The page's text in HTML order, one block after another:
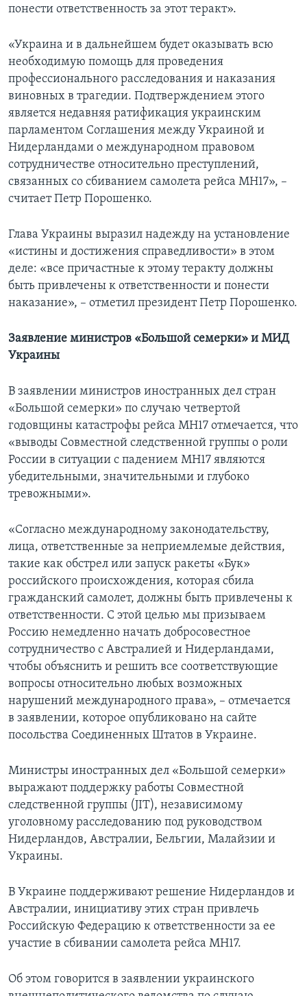
понести ответственность за этот теракт».
«Украина и в дальнейшем будет оказывать всю
необходимую помощь для проведения
профессионального расследования и наказания
виновных в трагедии. Подтверждением этого
является недавняя ратификация украинским
парламентом Соглашения между Украиной и
Нидерландами о международном правовом
сотрудничестве относительно преступлений,
связанных со сбиванием самолета рейса МН17», –
считает Петр Порошенко.
Глава Украины выразил надежду на установление
«истины и достижения справедливости» в этом
деле: «все причастные к этому теракту должны
быть привлечены к ответственности и понести
наказание», – отметил президент Петр Порошенко.
Заявление министров «Большой семерки» и МИД
Украины
В заявлении министров иностранных дел стран
«Большой семерки» по случаю четвертой
годовщины катастрофы рейса MH17 отмечается, что
«выводы Совместной следственной группы о роли
России в ситуации с падением MH17 являются
убедительными, значительными и глубоко
тревожными».
«Согласно международному законодательству,
лица, ответственные за неприемлемые действия,
такие как обстрел или запуск ракеты «Бук»
российского происхождения, которая сбила
гражданский самолет, должны быть привлечены к
ответственности. С этой целью мы призываем
Россию немедленно начать добросовестное
сотрудничество с Австралией и Нидерландами,
чтобы объяснить и решить все соответствующие
вопросы относительно любых возможных
нарушений международного права», – отмечается
в заявлении, которое опубликовано на сайте
посольства Соединенных Штатов в Украине.
Министры иностранных дел «Большой семерки»
выражают поддержку работы Совместной
следственной группы (JIT), независимому
уголовному расследованию под руководством
Нидерландов, Австралии, Бельгии, Малайзии и
Украины.
В Украине поддерживают решение Нидерландов и
Австралии, инициативу этих стран привлечь
Российскую Федерацию к ответственности за ее
участие в сбивании самолета рейса МН17.
Об этом говорится в заявлении украинского